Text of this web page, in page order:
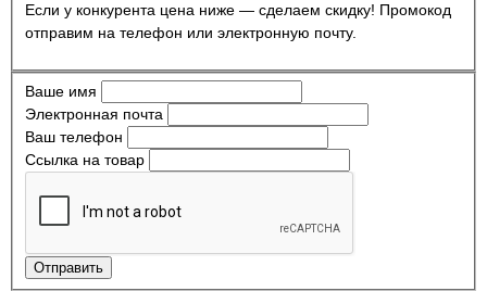
Если у конкурента цена ниже — сделаем скидку! Промокод
отправим на телефон или электронную почту.
Ваше имя
Электронная почта
Ваш телефон
Ссылка на товар
Отправить